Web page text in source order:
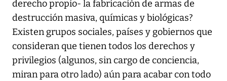
derecho propio- la fabricación de armas de
destrucción masiva, químicas y biológicas?
Existen grupos sociales, países y gobiernos que
consideran que tienen todos los derechos y
privilegios (algunos, sin cargo de conciencia,
miran para otro lado) aún para acabar con todo